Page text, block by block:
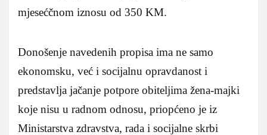
mjesećčnom iznosu od 350 KM.
Donošenje navedenih propisa ima ne samo
ekonomsku, već i socijalnu opravdanost i
predstavlja jačanje potpore obiteljima žena-majki
koje nisu u radnom odnosu, priopćeno je iz
Ministarstva zdravstva, rada i socijalne skrbi